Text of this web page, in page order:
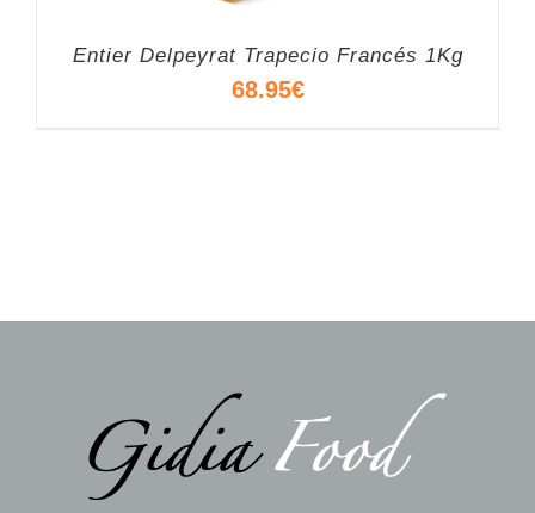
Entier Delpeyrat Trapecio Francés 1Kg
68.95€